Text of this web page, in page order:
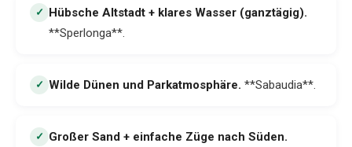
✓ Hübsche Altstadt + klares Wasser (ganztägig).
**Sperlonga**.
✓ Wilde Dünen und Parkatmosphäre. **Sabaudia**.
✓ Großer Sand + einfache Züge nach Süden.